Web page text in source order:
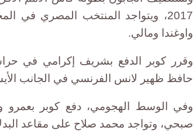
2017، ويتواجد المنتخب المصري في
واوغندا ومالي.
وقرر كوبر الدفع بشريف إكرامي في
حافظ ظهير لانس الفرنسي في الجانب
وفي الوسط الهجومي، دفع كوبر بعمرو
صبحي، وتواجد محمد صلاح على مقاعد